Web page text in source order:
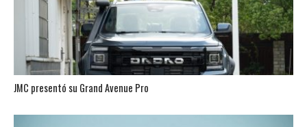
JMC presentó su Grand Avenue Pro